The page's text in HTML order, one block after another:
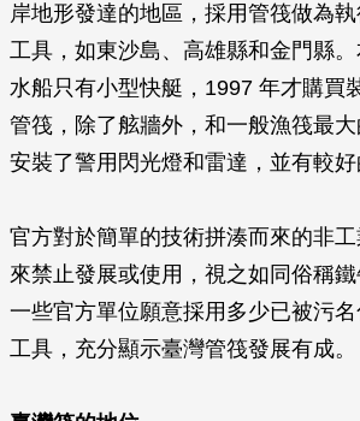
岸地形發達的地區，採用管筏做為
工具，如東沙島、高雄縣和金門縣
水船只有小型快艇，1997 年才購買
管筏，除了舷牆外，和一般漁筏最
安裝了警用閃光燈和雷達，並有較好
官方對於簡單的技術拼湊而來的非
來禁止發展或使用，視之如同俗稱
一些官方單位願意採用多少已被污
工具，充分顯示臺灣管筏發展有成。